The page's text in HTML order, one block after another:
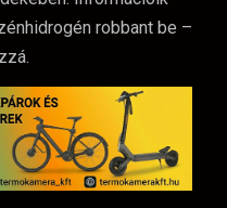
robbant be –